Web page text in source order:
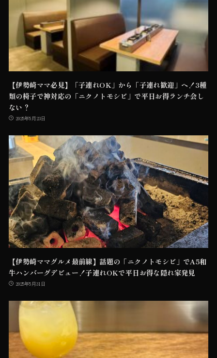
【伊勢崎ママ必見】「子連れOK」から「子連れ歓迎」へ！3種
類の椅子で神対応の「ニクノトモシビ」で平日お得ランチ会し
ない？
2025年5月23日
【伊勢崎ママグルメ最前線】話題の「ニクノトモシビ」でA5和
牛ハンバーグデビュー！子連れOKで平日お得な隠れ家発見
2025年5月31日